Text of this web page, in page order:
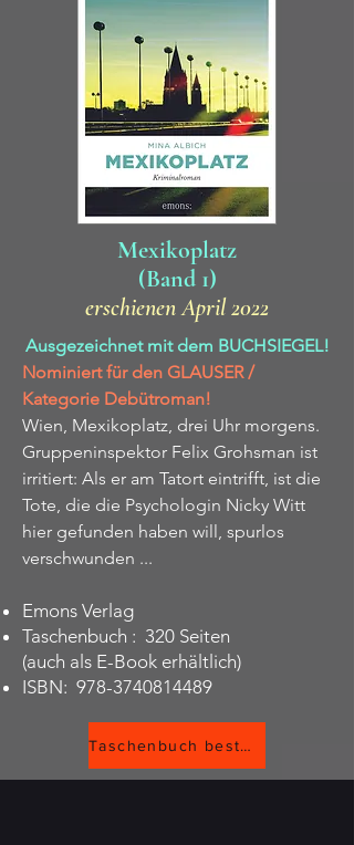
Mexikoplatz
(Band 1)
erschienen April 2022
Ausgezeichnet mit dem BUCHSIEGEL!
Nominiert für den GLAUSER /
Kategorie Debütroman!
Wien, Mexikoplatz, drei Uhr morgens.
Gruppeninspektor Felix Grohsman ist
irritiert: Als er am Tatort eintrifft, ist die
Tote, die die Psychologin Nicky Witt
hier gefunden haben will, spurlos
verschwunden ...
Emons Verlag
Taschenbuch ‏: ‎ 320 Seiten
(auch als E-Book erhältlich)
ISBN: ‎ 978-3740814489
Taschenbuch bestellen